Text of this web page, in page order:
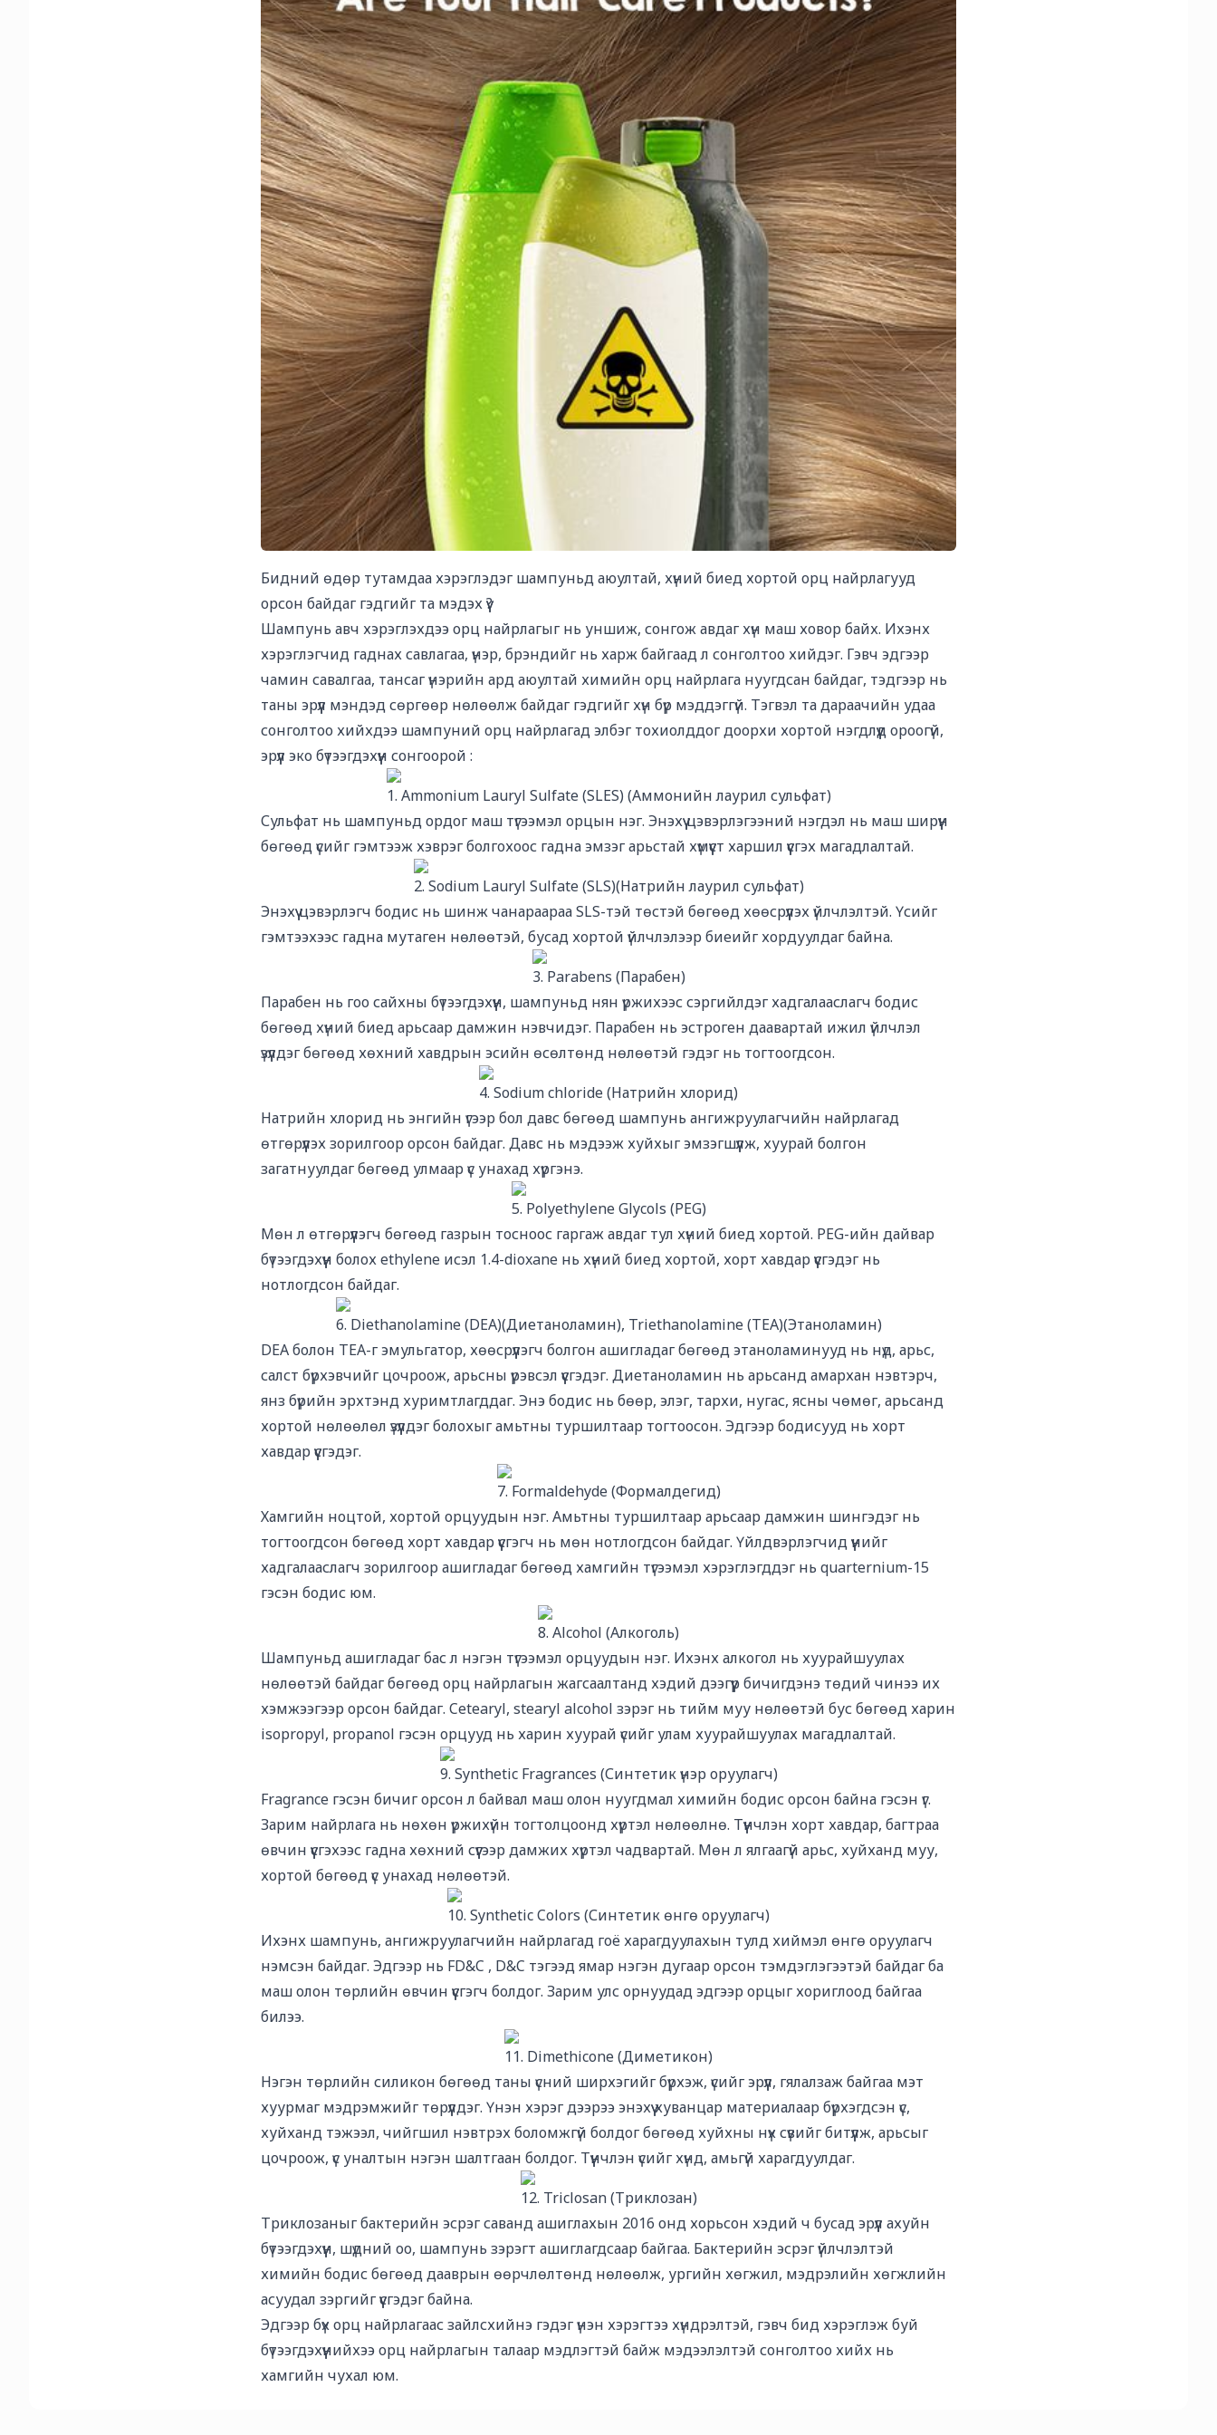
Бидний өдөр тутамдаа хэрэглэдэг шампуньд аюултай, хүний биед хортой орц найрлагууд
орсон байдаг гэдгийг та мэдэх үү?
Шампунь авч хэрэглэхдээ орц найрлагыг нь уншиж, сонгож авдаг хүн маш ховор байх. Ихэнх
хэрэглэгчид гаднах савлагаа, үнэр, брэндийг нь харж байгаад л сонголтоо хийдэг. Гэвч эдгээр
чамин савалгаа, тансаг үнэрийн ард аюултай химийн орц найрлага нуугдсан байдаг, тэдгээр нь
таны эрүүл мэндэд сөргөөр нөлөөлж байдаг гэдгийг хүн бүр мэддэггүй. Тэгвэл та дараачийн удаа
сонголтоо хийхдээ шампуний орц найрлагад элбэг тохиолддог доорхи хортой нэгдлүүд ороогүй,
эрүүл эко бүтээгдэхүүн сонгоорой :
1. Ammonium Lauryl Sulfate (SLES) (Аммонийн лаурил сульфат)
Сульфат нь шампуньд ордог маш түгээмэл орцын нэг. Энэхүү цэвэрлэгээний нэгдэл нь маш ширүүн
бөгөөд үсийг гэмтээж хэврэг болгохоос гадна эмзэг арьстай хүмүүст харшил үүсгэх магадлалтай.
2. Sodium Lauryl Sulfate (SLS)(Натрийн лаурил сульфат)
Энэхүү цэвэрлэгч бодис нь шинж чанараараа SLS-тэй төстэй бөгөөд хөөсрүүлэх үйлчлэлтэй. Үсийг
гэмтээхээс гадна мутаген нөлөөтэй, бусад хортой үйлчлэлээр биеийг хордуулдаг байна.
3. Parabens (Парабен)
Парабен нь гоо сайхны бүтээгдэхүүн, шампуньд нян үржихээс сэргийлдэг хадгалааслагч бодис
бөгөөд хүний биед арьсаар дамжин нэвчидэг. Парабен нь эстроген даавартай ижил үйлчлэл
үзүүлдэг бөгөөд хөхний хавдрын эсийн өсөлтөнд нөлөөтэй гэдэг нь тогтоогдсон.
4. Sodium chloride (Натрийн хлорид)
Натрийн хлорид нь энгийн үгээр бол давс бөгөөд шампунь ангижруулагчийн найрлагад
өтгөрүүлэх зорилгоор орсон байдаг. Давс нь мэдээж хуйхыг эмзэгшүүлж, хуурай болгон
загатнуулдаг бөгөөд улмаар үс унахад хүргэнэ.
5. Polyethylene Glycols (PEG)
Мөн л өтгөрүүлэгч бөгөөд газрын тосноос гаргаж авдаг тул хүний биед хортой. PEG-ийн дайвар
бүтээгдэхүүн болох ethylene исэл 1.4-dioxane нь хүний биед хортой, хорт хавдар үүсгэдэг нь
нотлогдсон байдаг.
6. Diethanolamine (DEA)(Диетаноламин), Triethanolamine (TEA)(Этаноламин)
DEA болон TEA-г эмульгатор, хөөсрүүлэгч болгон ашигладаг бөгөөд этаноламинууд нь нүд, арьс,
салст бүрхэвчийг цочроож, арьсны үрэвсэл үүсгэдэг. Диетаноламин нь арьсанд амархан нэвтэрч,
янз бүрийн эрхтэнд хуримтлагддаг. Энэ бодис нь бөөр, элэг, тархи, нугас, ясны чөмөг, арьсанд
хортой нөлөөлөл үзүүлдэг болохыг амьтны туршилтаар тогтоосон. Эдгээр бодисууд нь хорт
хавдар үүсгэдэг.
7. Formaldehyde (Формалдегид)
Хамгийн ноцтой, хортой орцуудын нэг. Амьтны туршилтаар арьсаар дамжин шингэдэг нь
тогтоогдсон бөгөөд хорт хавдар үүсгэгч нь мөн нотлогдсон байдаг. Үйлдвэрлэгчид үүнийг
хадгалааслагч зорилгоор ашигладаг бөгөөд хамгийн түгээмэл хэрэглэгддэг нь quarternium-15
гэсэн бодис юм.
8. Alcohol (Алкоголь)
Шампуньд ашигладаг бас л нэгэн түгээмэл орцуудын нэг. Ихэнх алкогол нь хуурайшуулах
нөлөөтэй байдаг бөгөөд орц найрлагын жагсаалтанд хэдий дээгүүр бичигдэнэ төдий чинээ их
хэмжээгээр орсон байдаг. Cetearyl, stearyl alcohol зэрэг нь тийм муу нөлөөтэй бус бөгөөд харин
isopropyl, propanol гэсэн орцууд нь харин хуурай үсийг улам хуурайшуулах магадлалтай.
9. Synthetic Fragrances (Синтетик үнэр оруулагч)
Fragrance гэсэн бичиг орсон л байвал маш олон нуугдмал химийн бодис орсон байна гэсэн үг.
Зарим найрлага нь нөхөн үржихүйн тогтолцоонд хүртэл нөлөөлнө. Түүнчлэн хорт хавдар, багтраа
өвчин үүсгэхээс гадна хөхний сүүгээр дамжих хүртэл чадвартай. Мөн л ялгаагүй арьс, хуйханд муу,
хортой бөгөөд үс унахад нөлөөтэй.
10. Synthetic Colors (Синтетик өнгө оруулагч)
Ихэнх шампунь, ангижруулагчийн найрлагад гоё харагдуулахын тулд хиймэл өнгө оруулагч
нэмсэн байдаг. Эдгээр нь FD&C , D&C тэгээд ямар нэгэн дугаар орсон тэмдэглэгээтэй байдаг ба
маш олон төрлийн өвчин үүсгэгч болдог. Зарим улс орнуудад эдгээр орцыг хориглоод байгаа
билээ.
11. Dimethicone (Диметикон)
Нэгэн төрлийн силикон бөгөөд таны үсний ширхэгийг бүрхэж, үсийг эрүүл, гялалзаж байгаа мэт
хуурмаг мэдрэмжийг төрүүлдэг. Үнэн хэрэг дээрээ энэхүү хуванцар материалаар бүрхэгдсэн үс,
хуйханд тэжээл, чийгшил нэвтрэх боломжгүй болдог бөгөөд хуйхны нүх сүвийг битүүлж, арьсыг
цочроож, үс уналтын нэгэн шалтгаан болдог. Түүнчлэн үсийг хүнд, амьгүй харагдуулдаг.
12. Triclosan (Триклозан)
Триклозаныг бактерийн эсрэг саванд ашиглахын 2016 онд хорьсон хэдий ч бусад эрүүл ахуйн
бүтээгдэхүүн, шүдний оо, шампунь зэрэгт ашиглагдсаар байгаа. Бактерийн эсрэг үйлчлэлтэй
химийн бодис бөгөөд дааврын өөрчлөлтөнд нөлөөлж, ургийн хөгжил, мэдрэлийн хөгжлийн
асуудал зэргийг үүсгэдэг байна.
Эдгээр бүх орц найрлагаас зайлсхийнэ гэдэг үнэн хэрэгтээ хүндрэлтэй, гэвч бид хэрэглэж буй
бүтээгдэхүүнийхээ орц найрлагын талаар мэдлэгтэй байж мэдээлэлтэй сонголтоо хийх нь
хамгийн чухал юм.